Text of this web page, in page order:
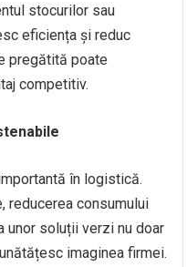
stocurilor sau
eficiența și reduc
pregătită poate
competitiv.
în logistică.
reducerea consumului
unor soluții verzi nu doar
imaginea firmei.